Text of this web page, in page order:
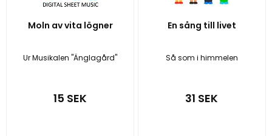
Moln av vita lögner
Ur Musikalen "Änglagård"
15 SEK
En sång till livet
Så som i himmelen
31 SEK